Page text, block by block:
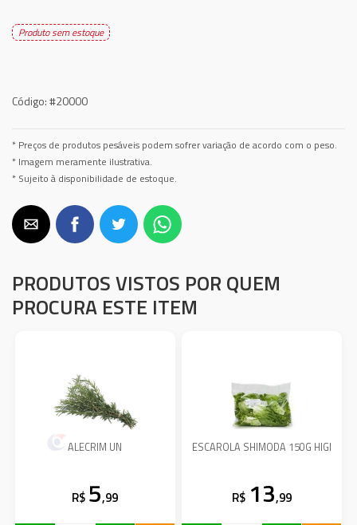
Produto sem estoque
Código:#20000
* Preços de produtos pesáveis podem sofrer variação de acordo com o peso.
* Imagem meramente ilustrativa.
* Sujeito à disponibilidade de estoque.
PRODUTOS VISTOS POR QUEM
PROCURA ESTE ITEM
ALECRIM UN
R$ 5,99
ESCAROLA SHIMODA 150G HIGI
R$ 13,99